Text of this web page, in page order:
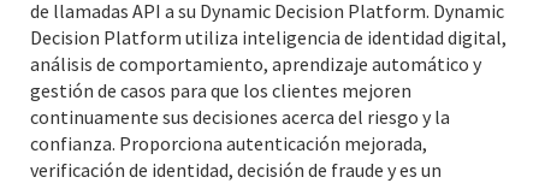
de llamadas API a su Dynamic Decision Platform. Dynamic
Decision Platform utiliza inteligencia de identidad digital,
análisis de comportamiento, aprendizaje automático y
gestión de casos para que los clientes mejoren
continuamente sus decisiones acerca del riesgo y la
confianza. Proporciona autenticación mejorada,
verificación de identidad, decisión de fraude y es un